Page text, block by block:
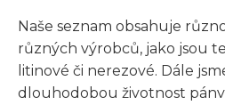
Naše seznam obsahuje
různých výrobců, jako jsou
litinové či nerezové. Dále
dlouhodobou životnost